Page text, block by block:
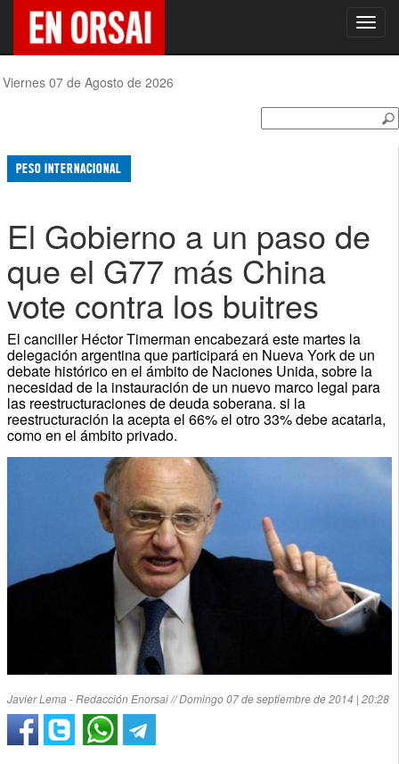
Viernes 07 de Agosto de 2026
PESO INTERNACIONAL
El Gobierno a un paso de
que el G77 más China
vote contra los buitres
El canciller Héctor Timerman encabezará este martes la
delegación argentina que participará en Nueva York de un
debate histórico en el ámbito de Naciones Unida, sobre la
necesidad de la instauración de un nuevo marco legal para
las reestructuraciones de deuda soberana. si la
reestructuración la acepta el 66% el otro 33% debe acatarla,
como en el ámbito privado.
Javier Lema - Redacción Enorsai // Domingo 07 de septiembre de 2014 | 20:28